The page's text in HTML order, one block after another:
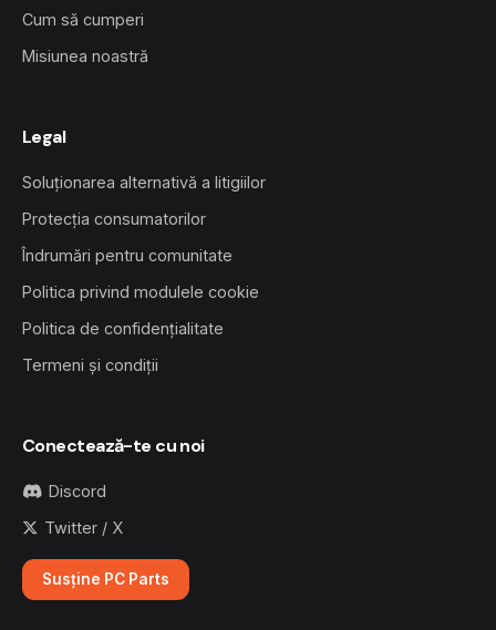
Cum să cumperi
Misiunea noastră
Legal
Soluționarea alternativă a litigiilor
Protecția consumatorilor
Îndrumări pentru comunitate
Politica privind modulele cookie
Politica de confidențialitate
Termeni și condiții
Conectează-te cu noi
Discord
Twitter / X
Susține PC Parts